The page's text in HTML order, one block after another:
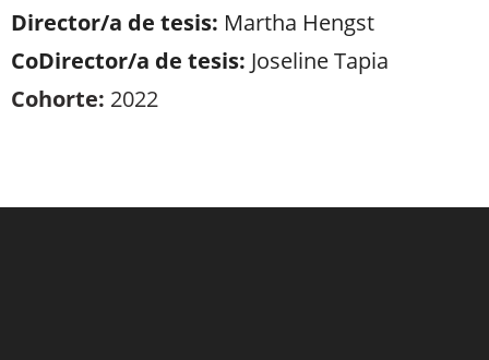
Director/a de tesis: Martha Hengst
CoDirector/a de tesis: Joseline Tapia
Cohorte: 2022